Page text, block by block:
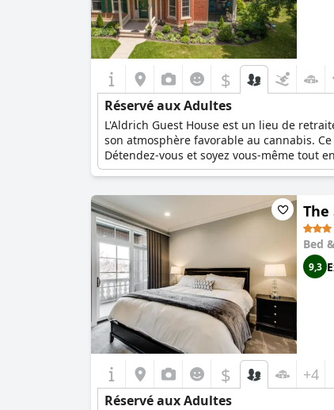
$
Réservé aux Adultes
L'Aldrich Guest House est un lieu de
son atmosphère favorable au cannabis.
Détendez-vous et soyez vous-même tout
primés et faits maison qui raviront vos
d'hospitalité chaleureuse.
The
Bed
9,3
$ +4
Réservé aux Adultes